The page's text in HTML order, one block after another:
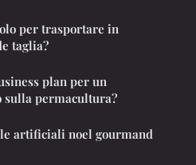
per trasportare in
taglia?
plan per un
sulla permacultura?
artificiali noel gourmand